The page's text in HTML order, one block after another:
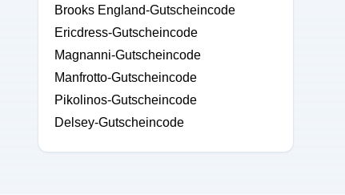
Brooks England-Gutscheincode
Ericdress-Gutscheincode
Magnanni-Gutscheincode
Manfrotto-Gutscheincode
Pikolinos-Gutscheincode
Delsey-Gutscheincode